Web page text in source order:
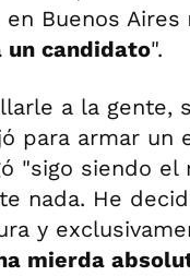
Buenos Aires
un candidato".
a la gente,
para armar un
"sigo siendo
nada. He
y
mierda